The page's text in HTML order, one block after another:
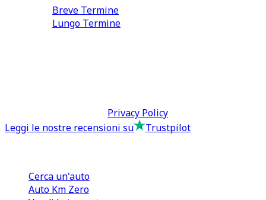
Breve Termine
Lungo Termine
Privacy Policy
Leggi le nostre recensioni su
Trustpilot
Cerca un'auto
Auto Km Zero